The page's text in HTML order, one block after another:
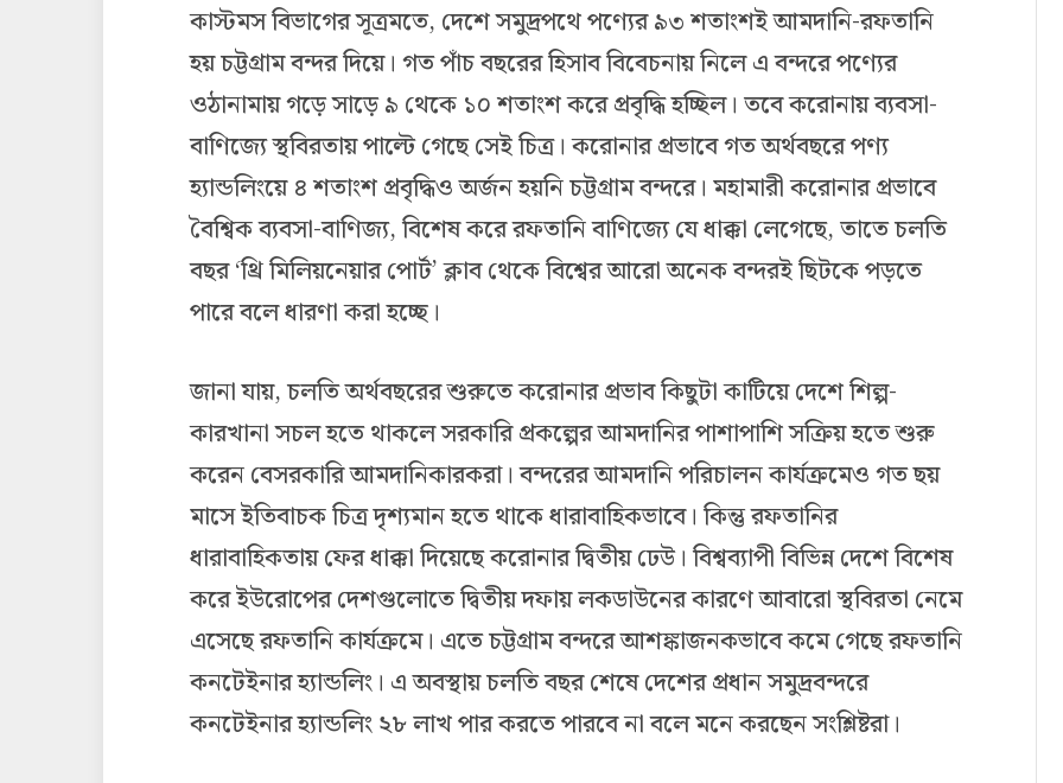
কাস্টমস বিভাগের সূত্রমতে, দেশে সমুদ্রপথে পণ্যের ৯৩ শতাংশই আমদানি-রফতানি
হয় চট্টগ্রাম বন্দর দিয়ে। গত পাঁচ বছরের হিসাব বিবেচনায় নিলে এ বন্দরে পণ্যের
ওঠানামায় গড়ে সাড়ে ৯ থেকে ১০ শতাংশ করে প্রবৃদ্ধি হচ্ছিল। তবে করোনায় ব্যবসা-
বাণিজ্যে স্থবিরতায় পাল্টে গেছে সেই চিত্র। করোনার প্রভাবে গত অর্থবছরে পণ্য
হ্যান্ডলিংয়ে ৪ শতাংশ প্রবৃদ্ধিও অর্জন হয়নি চট্টগ্রাম বন্দরে। মহামারী করোনার প্রভাবে
বৈশ্বিক ব্যবসা-বাণিজ্য, বিশেষ করে রফতানি বাণিজ্যে যে ধাক্কা লেগেছে, তাতে চলতি
বছর ‘থ্রি মিলিয়নেয়ার পোর্ট’ ক্লাব থেকে বিশ্বের আরো অনেক বন্দরই ছিটকে পড়তে
পারে বলে ধারণা করা হচ্ছে।
জানা যায়, চলতি অর্থবছরের শুরুতে করোনার প্রভাব কিছুটা কাটিয়ে দেশে শিল্প-
কারখানা সচল হতে থাকলে সরকারি প্রকল্পের আমদানির পাশাপাশি সক্রিয় হতে শুরু
করেন বেসরকারি আমদানিকারকরা। বন্দরের আমদানি পরিচালন কার্যক্রমেও গত ছয়
মাসে ইতিবাচক চিত্র দৃশ্যমান হতে থাকে ধারাবাহিকভাবে। কিন্তু রফতানির
ধারাবাহিকতায় ফের ধাক্কা দিয়েছে করোনার দ্বিতীয় ঢেউ। বিশ্বব্যাপী বিভিন্ন দেশে বিশেষ
করে ইউরোপের দেশগুলোতে দ্বিতীয় দফায় লকডাউনের কারণে আবারো স্থবিরতা নেমে
এসেছে রফতানি কার্যক্রমে। এতে চট্টগ্রাম বন্দরে আশঙ্কাজনকভাবে কমে গেছে রফতানি
কনটেইনার হ্যান্ডলিং। এ অবস্থায় চলতি বছর শেষে দেশের প্রধান সমুদ্রবন্দরে
কনটেইনার হ্যান্ডলিং ২৮ লাখ পার করতে পারবে না বলে মনে করছেন সংশ্লিষ্টরা।